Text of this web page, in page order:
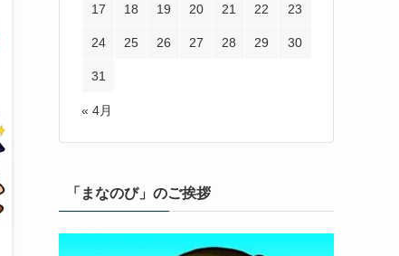
17 18 19 20 21 22 23
24 25 26 27 28 29 30
31
« 4月
「まなのび」のご挨拶